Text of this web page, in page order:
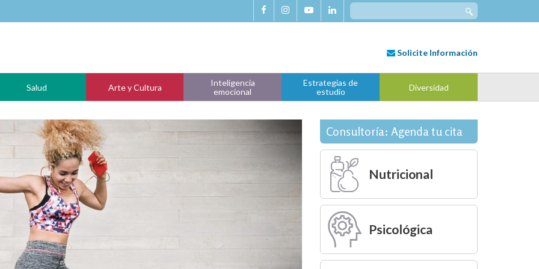
Search
for:
Solicite Información
Salud Arte y Cultura
Inteligencia
emocional
Estrategias de
estudio
Diversidad
Consultoría: Agenda tu cita
Nutricional
Psicológica